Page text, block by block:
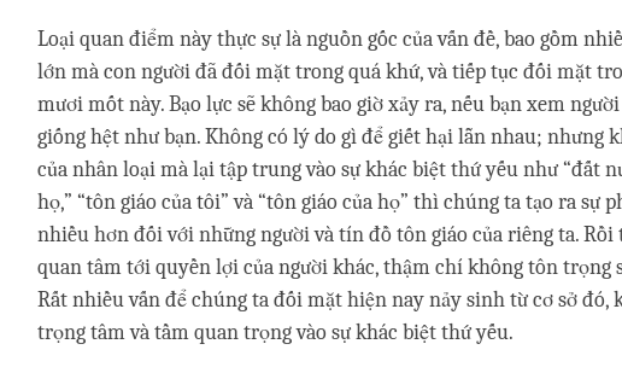
Loại quan điểm này thực sự là nguồn gốc của vấn đề, bao gồm
lớn mà con người đã đối mặt trong quá khứ, và tiếp tục đối mặt
mươi mốt này. Bạo lực sẽ không bao giờ xảy ra, nếu bạn xem
giống hệt như bạn. Không có lý do gì để giết hại lẫn nhau; nhưng
của nhân loại mà lại tập trung vào sự khác biệt thứ yếu như “đất
họ,” “tôn giáo của tôi” và “tôn giáo của họ” thì chúng ta tạo ra sự
nhiều hơn đối với những người và tín đồ tôn giáo của riêng ta.
quan tâm tới quyền lợi của người khác, thậm chí không tôn trọng
Rất nhiều vấn để chúng ta đối mặt hiện nay nảy sinh từ cơ sở đó,
trọng tâm và tầm quan trọng vào sự khác biệt thứ yếu.